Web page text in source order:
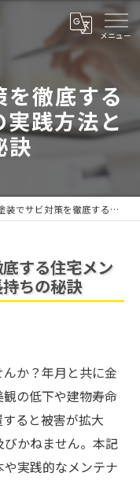
を徹底する
実践方法と
訣
対策を徹底する住宅メンテナンスの実践方法と長持ちの秘訣
する住宅メン
ちの秘訣
か？年月と共に金
の低下や建物寿命
ると被害が拡大
かねません。本記
実践的なメンテナ